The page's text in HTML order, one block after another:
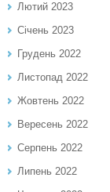
Лютий 2023
Січень 2023
Грудень 2022
Листопад 2022
Жовтень 2022
Вересень 2022
Серпень 2022
Липень 2022